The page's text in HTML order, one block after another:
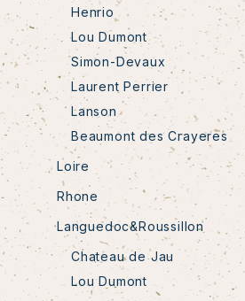
Henrio
Lou Dumont
Simon-Devaux
Laurent Perrier
Lanson
Beaumont des Crayeres
Loire
Rhone
Languedoc&Roussillon
Chateau de Jau
Lou Dumont